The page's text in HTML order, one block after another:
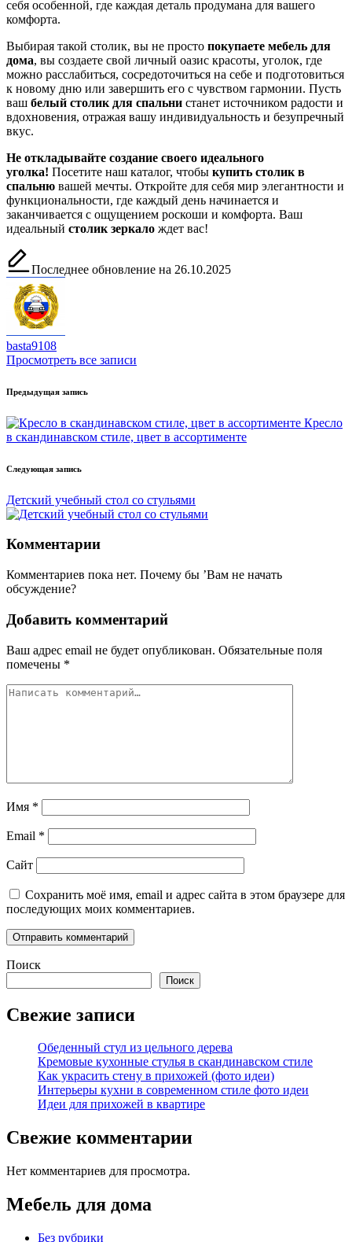
себя особенной, где каждая деталь продумана для вашего
комфорта.
Выбирая такой столик, вы не просто покупаете мебель для
дома, вы создаете свой личный оазис красоты, уголок, где
можно расслабиться, сосредоточиться на себе и подготовиться
к новому дню или завершить его с чувством гармонии. Пусть
ваш белый столик для спальни станет источником радости и
вдохновения, отражая вашу индивидуальность и безупречный
вкус.
Не откладывайте создание своего идеального
уголка! Посетите наш каталог, чтобы купить столик в
спальню вашей мечты. Откройте для себя мир элегантности и
функциональности, где каждый день начинается и
заканчивается с ощущением роскоши и комфорта. Ваш
идеальный столик зеркало ждет вас!
Последнее обновление на 26.10.2025
basta9108
Просмотреть все записи
Навигация
записи
Предыдущая запись
Кресло
в скандинавском стиле, цвет в ассортименте
Следующая запись
Детский учебный стол со стульями
Комментарии
Комментариев пока нет. Почему бы ’Вам не начать
обсуждение?
Добавить комментарий
Ваш адрес email не будет опубликован. Обязательные поля
помечены *
Имя *
Email *
Сайт
Сохранить моё имя, email и адрес сайта в этом браузере для
последующих моих комментариев.
Поиск
Поиск
Свежие записи
Обеденный стул из цельного дерева
Кремовые кухонные стулья в скандинавском стиле
Как украсить стену в прихожей (фото идеи)
Интерьеры кухни в современном стиле фото идеи
Идеи для прихожей в квартире
Свежие комментарии
Нет комментариев для просмотра.
Мебель для дома
Без рубрики